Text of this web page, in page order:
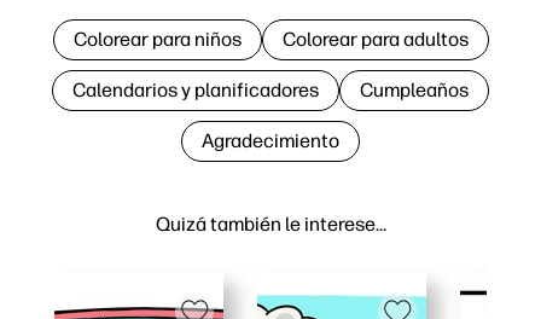
Quizá también le interese…
Colorear para niños Colorear para adultos
Calendarios y planificadores Cumpleaños
Agradecimiento